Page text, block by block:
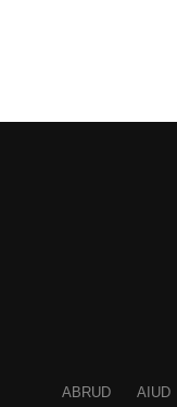
ABRUD AIUD